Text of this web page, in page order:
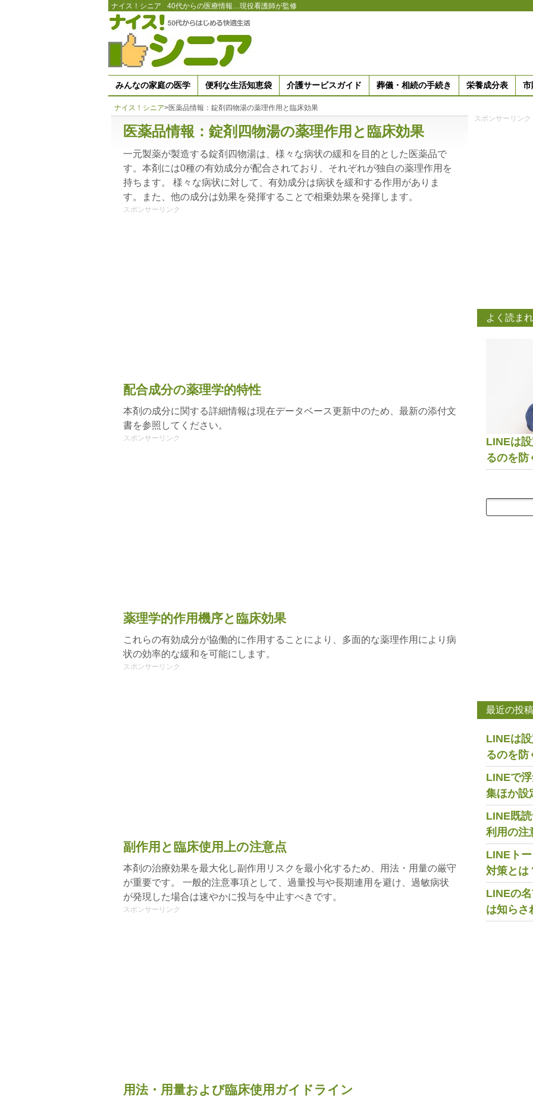
ナイス！シニア 40代からの医療情報…現役看護師が監修
みんなの家庭の医学 便利な生活知恵袋 介護サービスガイド 葬儀・相続の手続き 栄養成分表 市
ナイス！シニア>医薬品情報：錠剤四物湯の薬理作用と臨床効果
医薬品情報：錠剤四物湯の薬理作用と臨床効果
一元製薬が製造する錠剤四物湯は、様々な病状の緩和を目的とした医薬品で
す。本剤には0種の有効成分が配合されており、それぞれが独自の薬理作用を
持ちます。 様々な病状に対して、有効成分は病状を緩和する作用がありま
す。また、他の成分は効果を発揮することで相乗効果を発揮します。
スポンサーリンク
配合成分の薬理学的特性
本剤の成分に関する詳細情報は現在データベース更新中のため、最新の添付文
書を参照してください。
スポンサーリンク
薬理学的作用機序と臨床効果
これらの有効成分が協働的に作用することにより、多面的な薬理作用により病
状の効率的な緩和を可能にします。
スポンサーリンク
副作用と臨床使用上の注意点
本剤の治療効果を最大化し副作用リスクを最小化するため、用法・用量の厳守
が重要です。 一般的注意事項として、過量投与や長期連用を避け、過敏病状
が発現した場合は速やかに投与を中止すべきです。
スポンサーリンク
用法・用量および臨床使用ガイドライン
スポンサーリンク
よく読ま
LINEは
るのを防
最近の投稿
LINEは
るのを防
LINEで
集ほか設
LINE既
利用の注
LINEト
対策とは
LINEの
は知らさ